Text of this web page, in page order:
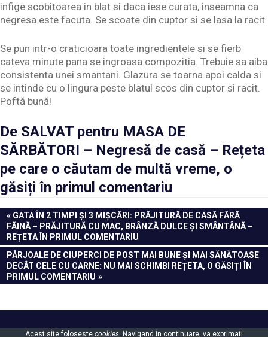
infige scobitoarea in blat si daca iese curata, inseamna ca
negresa este facuta. Se scoate din cuptor si se lasa la racit.
Se pun intr-o craticioara toate ingredientele si se fierb
cateva minute pana se ingroasa compozitia. Trebuie sa aiba
consistenta unei smantani. Glazura se toarna apoi calda si
se intinde cu o lingura peste blatul scos din cuptor si racit.
Poftă bună!
De SALVAT pentru MASA DE
SĂRBĂTORI – Negresă de casă – Rețeta
pe care o căutam de multă vreme, o
găsiți în primul comentariu
Navigare
în
articole
PREVIOUS
POST:
GATA ÎN 2 TIMPI ȘI 3 MIȘCĂRI: PRĂJITURĂ DE CASĂ FĂRĂ
FĂINĂ – PRĂJITURĂ CU MAC, BRÂNZĂ DULCE ȘI SMÂNTÂNĂ –
REȚETA ÎN PRIMUL COMENTARIU
NEXT
POST:
PÂRJOALE DE CIUPERCI DE POST MAI BUNE ȘI MAI SĂNĂTOASE
DECÂT CELE CU CARNE: NU MAI SCHIMBI REȚETA, O GĂSIȚI ÎN
PRIMUL COMENTARIU
Powered by WordPressandGridbox.
Acest site foloseste cookies. Navigand in continuare, va exprimati